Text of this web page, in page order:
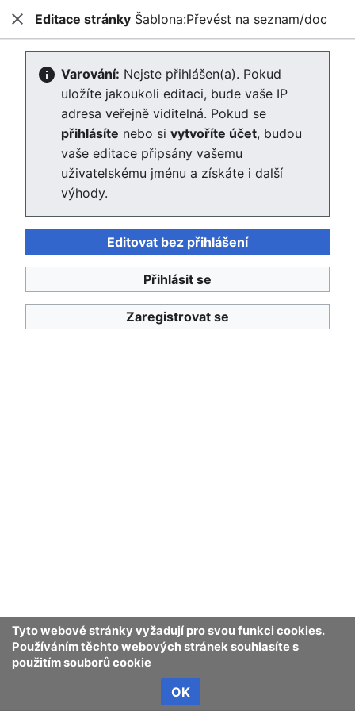
Enviwiki
Editace stránky Šablona:Převést na
seznam/doc
Editor se nyní načte. Pokud tuto zprávu stále vidíte po
několika sekundách, prosímobnovte stránku
Tyto webové stránky vyžadují pro svou funkci cookies.
Používáním těchto webových stránek souhlasíte s
použitím souborů cookie
OK
Ochrana osobních údajů Klasické
ZavřítEditace stránky Šablona:Převést na seznam/doc
Varování: Nejste přihlášen(a). Pokud
uložíte jakoukoli editaci, bude vaše IP
adresa veřejně viditelná. Pokud se
přihlásíte nebo si vytvoříte účet, budou
vaše editace připsány vašemu
uživatelskému jménu a získáte i další
výhody.
Editovat bez přihlášení
Přihlásit se
Zaregistrovat se